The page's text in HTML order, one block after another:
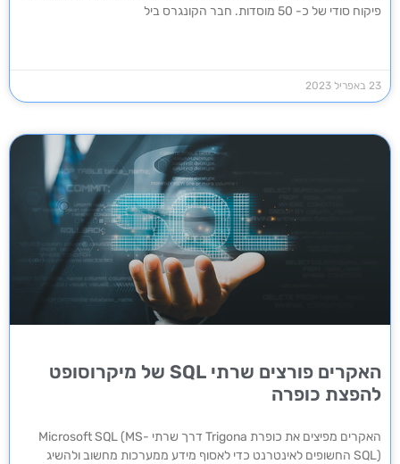
פיקוח סודי של כ- 50 מוסדות. חבר הקונגרס ביל
23 באפריל 2023
האקרים פורצים שרתי SQL של מיקרוסופט
להפצת כופרה
האקרים מפיצים את כופרת Trigona דרך שרתי Microsoft SQL (MS-
SQL) החשופים לאינטרנט כדי לאסוף מידע ממערכות מחשוב ולהשיג